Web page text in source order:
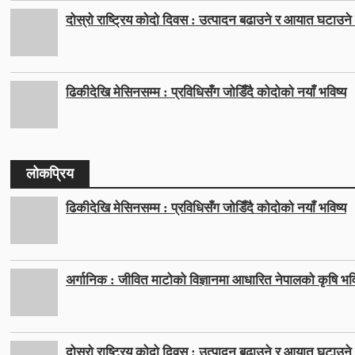
दोस्रो राष्ट्रिय कोदो दिवस : उत्पादन बढाउने र आयात घटाउने
ढिकीदेखि मेसिनसम्म : प्रविधिसँग जोडिँदै कोदोको नयाँ भविष्य
लोकप्रिय
ढिकीदेखि मेसिनसम्म : प्रविधिसँग जोडिँदै कोदोको नयाँ भविष्य
अर्गानिक : जीवित माटोको विज्ञानमा आधारित नेपालको कृषि